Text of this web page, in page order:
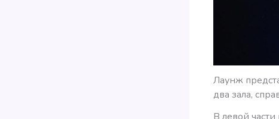
Лаунж
два зала,
В левой